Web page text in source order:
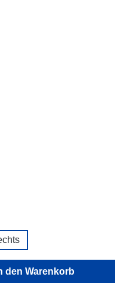
gewünschten
den Warenkorb